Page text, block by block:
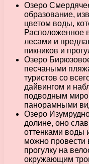
Озеро
образование,
цветом воды,
Расположенное
лесами и
пикников и
Озеро
песчаными
туристов со
дайвингом и
подводным
панорамными
Озеро
долине, оно
оттенками
можно провести
прогулку на
окружающим